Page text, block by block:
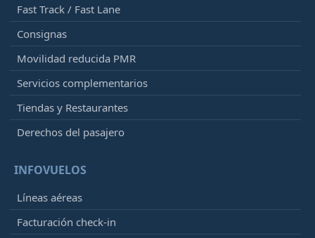
Fast Track / Fast Lane
Consignas
Movilidad reducida PMR
Servicios complementarios
Tiendas y Restaurantes
Derechos del pasajero
INFOVUELOS
Líneas aéreas
Facturación check-in